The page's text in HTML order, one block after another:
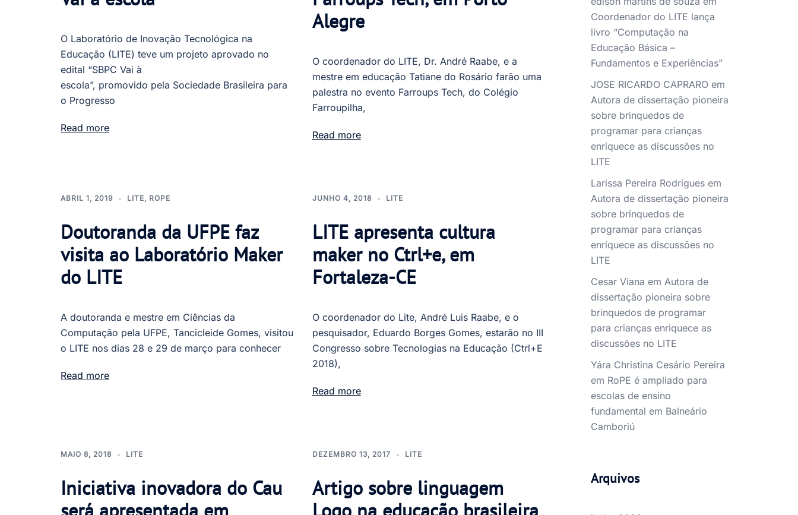
O Laboratório de Inovação Tecnológica na
Educação (LITE) teve um projeto aprovado no
edital “SBPC Vai à
escola”, promovido pela Sociedade Brasileira para
o Progresso
Read more
Alegre
O coordenador do LITE, Dr. André Raabe, e a
mestre em educação Tatiane do Rosário farão uma
palestra no evento Farroups Tech, do Colégio
Farroupilha,
Read more
ABRIL 1, 2019 LITE, ROPE
Doutoranda da UFPE faz
visita ao Laboratório Maker
do LITE
A doutoranda e mestre em Ciências da
Computação pela UFPE, Tancicleide Gomes, visitou
o LITE nos dias 28 e 29 de março para conhecer
Read more
JUNHO 4, 2018 LITE
LITE apresenta cultura
maker no Ctrl+e, em
Fortaleza-CE
O coordenador do Lite, André Luis Raabe, e o
pesquisador, Eduardo Borges Gomes, estarão no III
Congresso sobre Tecnologias na Educação (Ctrl+E
2018),
Read more
MAIO 8, 2018 LITE
Iniciativa inovadora do Cau
DEZEMBRO 13, 2017 LITE
Artigo sobre linguagem
Coordenador do LITE lança
livro “Computação na
Educação Básica –
Fundamentos e Experiências”
JOSE RICARDO CAPRAROem
Autora de dissertação pioneira
sobre brinquedos de
programar para crianças
enriquece as discussões no
LITE
Larissa Pereira Rodriguesem
Autora de dissertação pioneira
sobre brinquedos de
programar para crianças
enriquece as discussões no
LITE
Cesar Viana em Autora de
dissertação pioneira sobre
brinquedos de programar
para crianças enriquece as
discussões no LITE
Yára Christina Cesário Pereira
em RoPE é ampliado para
escolas de ensino
fundamental em Balneário
Camboriú
Arquivos